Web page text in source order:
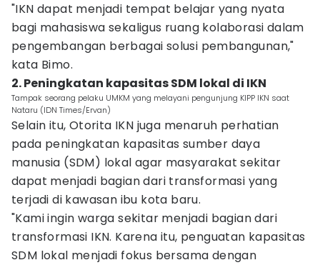
"IKN dapat menjadi tempat belajar yang nyata
bagi mahasiswa sekaligus ruang kolaborasi dalam
pengembangan berbagai solusi pembangunan,"
kata Bimo.
2. Peningkatan kapasitas SDM lokal di IKN
Tampak seorang pelaku UMKM yang melayani pengunjung KIPP IKN saat
Nataru (IDN Times/Ervan)
Selain itu, Otorita IKN juga menaruh perhatian
pada peningkatan kapasitas sumber daya
manusia (SDM) lokal agar masyarakat sekitar
dapat menjadi bagian dari transformasi yang
terjadi di kawasan ibu kota baru.
"Kami ingin warga sekitar menjadi bagian dari
transformasi IKN. Karena itu, penguatan kapasitas
SDM lokal menjadi fokus bersama dengan